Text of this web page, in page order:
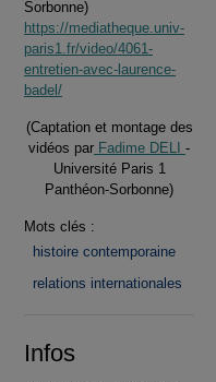
Sorbonne)
https://mediatheque.univ-
paris1.fr/video/4061-
entretien-avec-laurence-
badel/
(Captation et montage des
vidéos par Fadime DELI -
Université Paris 1
Panthéon-Sorbonne)
Mots clés :
histoire contemporaine
relations internationales
Infos